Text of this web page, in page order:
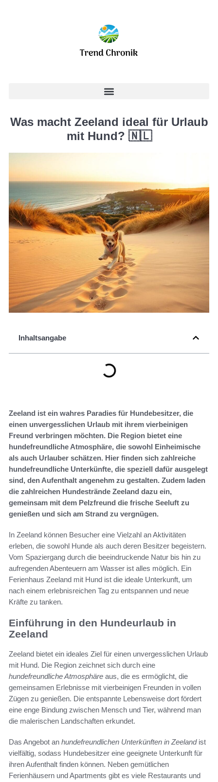
Was macht Zeeland ideal für Urlaub
mit Hund? 🇳🇱
Inhaltsangabe
Zeeland ist ein wahres Paradies für Hundebesitzer, die
einen unvergesslichen Urlaub mit ihrem vierbeinigen
Freund verbringen möchten. Die Region bietet eine
hundefreundliche Atmosphäre, die sowohl Einheimische
als auch Urlauber schätzen. Hier finden sich zahlreiche
hundefreundliche Unterkünfte, die speziell dafür ausgelegt
sind, den Aufenthalt angenehm zu gestalten. Zudem laden
die zahlreichen Hundestrände Zeeland dazu ein,
gemeinsam mit dem Pelzfreund die frische Seeluft zu
genießen und sich am Strand zu vergnügen.
In Zeeland können Besucher eine Vielzahl an Aktivitäten
erleben, die sowohl Hunde als auch deren Besitzer begeistern.
Vom Spaziergang durch die beeindruckende Natur bis hin zu
aufregenden Abenteuern am Wasser ist alles möglich. Ein
Ferienhaus Zeeland mit Hund ist die ideale Unterkunft, um
nach einem erlebnisreichen Tag zu entspannen und neue
Kräfte zu tanken.
Einführung in den Hundeurlaub in
Zeeland
Zeeland bietet ein ideales Ziel für einen unvergesslichen Urlaub
mit Hund. Die Region zeichnet sich durch eine
hundefreundliche Atmosphäre aus, die es ermöglicht, die
gemeinsamen Erlebnisse mit vierbeinigen Freunden in vollen
Zügen zu genießen. Die entspannte Lebensweise dort fördert
eine enge Bindung zwischen Mensch und Tier, während man
die malerischen Landschaften erkundet.
Das Angebot an hundefreundlichen Unterkünften in Zeelandist
vielfältig, sodass Hundebesitzer eine geeignete Unterkunft für
ihren Aufenthalt finden können. Neben gemütlichen
Ferienhäusern und Apartments gibt es viele Restaurants und